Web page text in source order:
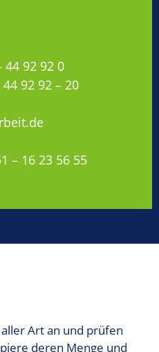
44 92 92 0
92 92 – 20
– 16 23 56 55
Art an und prüfen
deren Menge und